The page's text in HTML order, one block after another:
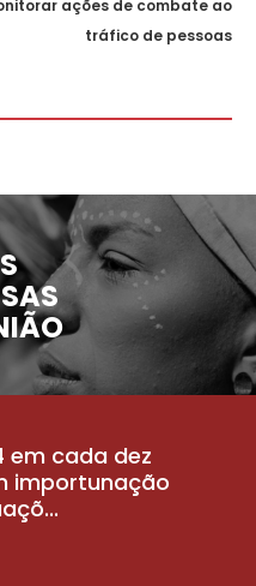
ações de combate ao
tráfico de pessoas
em cada dez
importunação